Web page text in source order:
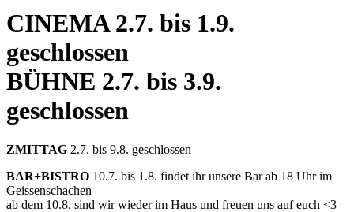
CINEMA2.7. bis 1.9.
geschlossen
BÜHNE 2.7. bis 3.9.
geschlossen
ZMITTAG 2.7. bis 9.8. geschlossen
BAR+BISTRO 10.7. bis 1.8. findet ihr unsere Bar ab 18 Uhr im
Geissenschachen
ab dem 10.8. sind wir wieder im Haus und freuen uns auf euch <3